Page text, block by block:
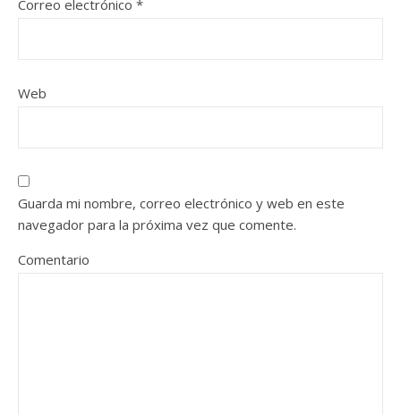
Correo electrónico *
Web
Guarda mi nombre, correo electrónico y web en este
navegador para la próxima vez que comente.
Comentario